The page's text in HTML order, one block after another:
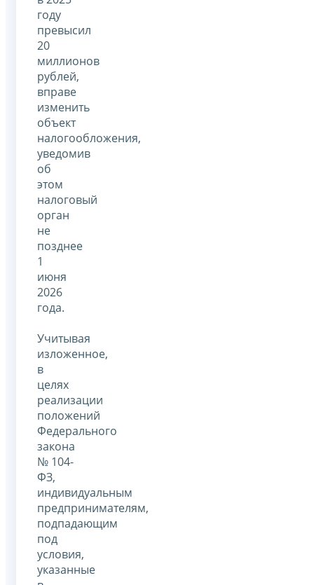
году
превысил
20
миллионов
рублей,
вправе
изменить
объект
налогообложения,
уведомив
об
этом
налоговый
орган
не
позднее
1
июня
2026
года.
Учитывая
изложенное,
в
целях
реализации
положений
Федерального
закона
№ 104-
ФЗ,
индивидуальным
предпринимателям,
подпадающим
под
условия,
указанные